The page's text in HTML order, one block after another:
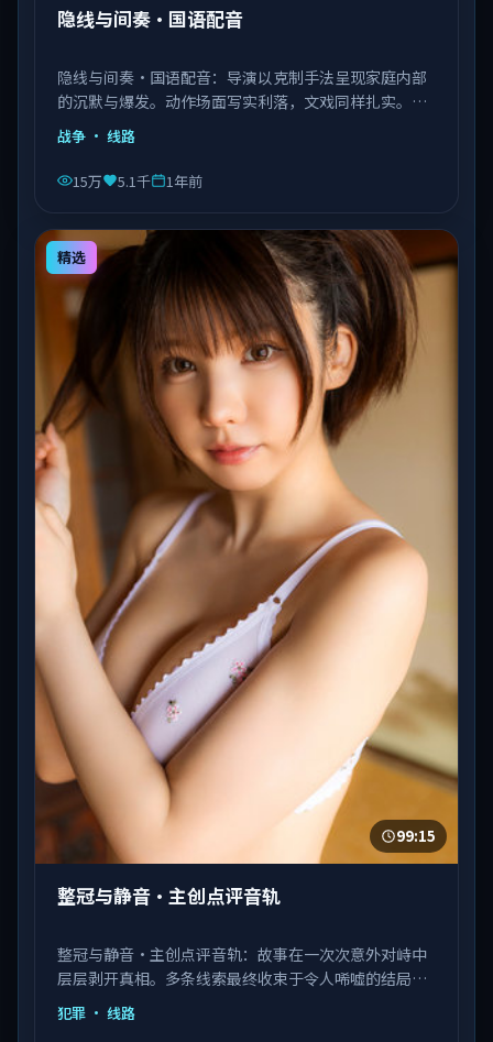
隐线与间奏·国语配音
隐线与间奏·国语配音：导演以克制手法呈现家庭内部
的沉默与爆发。动作场面写实利落，文戏同样扎实。由
李安执导，王景春、艾伦、赵丽颖等主演，中国大陆出
品，类型为战争。
战争 · 线路
15万 5.1千 1年前
精选
99:15
整冠与静音·主创点评音轨
整冠与静音·主创点评音轨：故事在一次次意外对峙中
层层剥开真相。多条线索最终收束于令人唏嘘的结局。
由陈凯歌执导，乔杉、沈腾、易烊千玺等主演，泰国出
品，类型为犯罪。
犯罪 · 线路